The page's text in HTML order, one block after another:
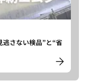
さない検品”と“省